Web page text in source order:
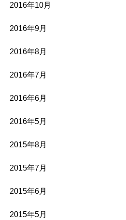
2016年10月
2016年9月
2016年8月
2016年7月
2016年6月
2016年5月
2015年8月
2015年7月
2015年6月
2015年5月